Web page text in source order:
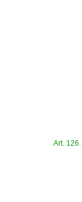
Art. 126.